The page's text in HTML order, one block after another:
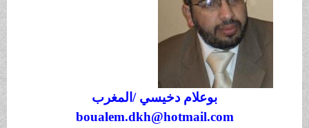
بوعلام دخيسي /المغرب
boualem.dkh@hotmail.com